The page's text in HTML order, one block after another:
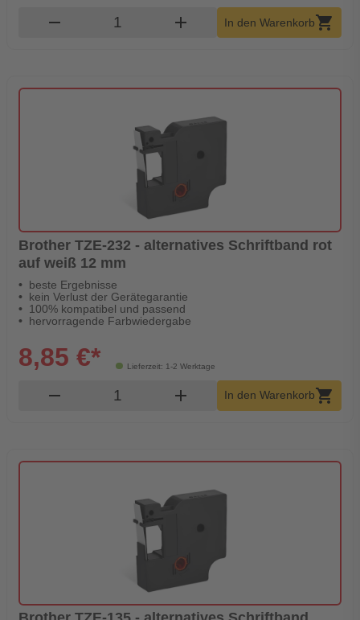
remove Produkt Warenkorb Menge
add In den Warenkorbshopping_cart
Brother TZE-232 - alternatives Schriftband rot
auf weiß 12 mm
beste Ergebnisse
kein Verlust der Gerätegarantie
100% kompatibel und passend
hervorragende Farbwiedergabe
Lieferzeit: 1-2 Werktage
8,85 €*
remove Produkt Warenkorb Menge
add In den Warenkorbshopping_cart